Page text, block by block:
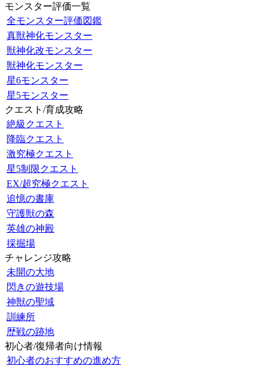
モンスター評価一覧
全モンスター評価図鑑
真獣神化モンスター
獣神化改モンスター
獣神化モンスター
星6モンスター
星5モンスター
クエスト/育成攻略
絶級クエスト
降臨クエスト
激究極クエスト
星5制限クエスト
EX/超究極クエスト
追憶の書庫
守護獣の森
英雄の神殿
採掘場
チャレンジ攻略
未開の大地
閃きの遊技場
神獣の聖域
訓練所
歴戦の跡地
初心者/復帰者向け情報
初心者のおすすめの進め方